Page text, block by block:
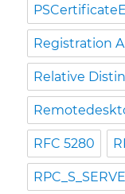
Registration
Relative
RFC 5280